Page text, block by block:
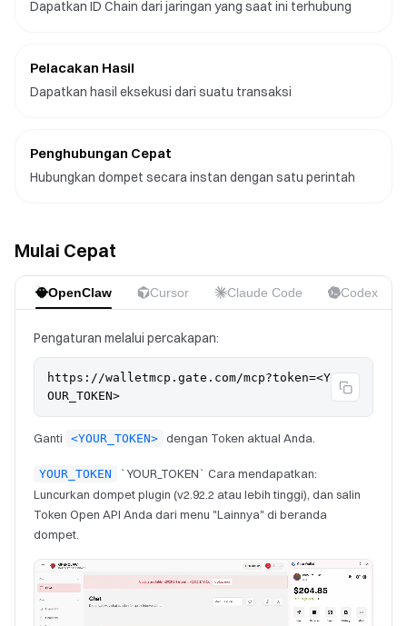
Dapatkan ID Chain dari jaringan yang saat ini terhubung
Pelacakan Hasil
Dapatkan hasil eksekusi dari suatu transaksi
Penghubungan Cepat
Hubungkan dompet secara instan dengan satu perintah
Mulai Cepat
OpenClaw Cursor Claude Code Codex
Pengaturan melalui percakapan:
https://walletmcp.gate.com/mcp?token=<Y
OUR_TOKEN>
Ganti <YOUR_TOKEN> dengan Token aktual Anda.
YOUR_TOKEN
`YOUR_TOKEN` Cara mendapatkan:
Luncurkan dompet plugin (v2.92.2 atau lebih tinggi), dan salin
Token Open API Anda dari menu "Lainnya" di beranda
dompet.